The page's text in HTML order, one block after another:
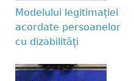
Modelului legitimației
acordate persoanelor
cu dizabilități